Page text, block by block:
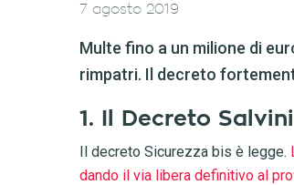
7 agosto 2019
Multe fino a un milione di
rimpatri. Il decreto
1. Il Decreto
Il decreto Sicurezza bis è legge.
dando il via libera definitivo al